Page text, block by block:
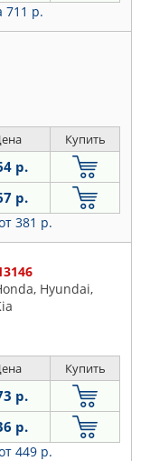
711 р.
Купить
р.
р.
381 р.
Hyundai,
Купить
р.
р.
449 р.